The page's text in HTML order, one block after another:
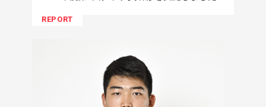
REPORT